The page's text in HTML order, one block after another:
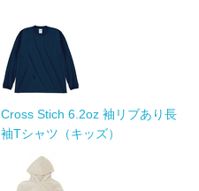
Cross Stich 6.2oz 袖リブあり長
袖Tシャツ（キッズ）